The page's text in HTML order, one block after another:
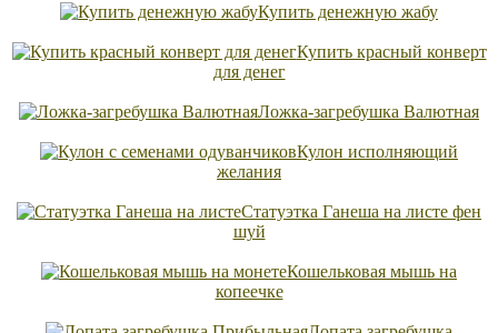
Купить денежную жабу
Купить красный конверт
для денег
Ложка-загребушка Валютная
Кулон исполняющий
желания
Статуэтка Ганеша на листе фен
шуй
Кошельковая мышь на
копеечке